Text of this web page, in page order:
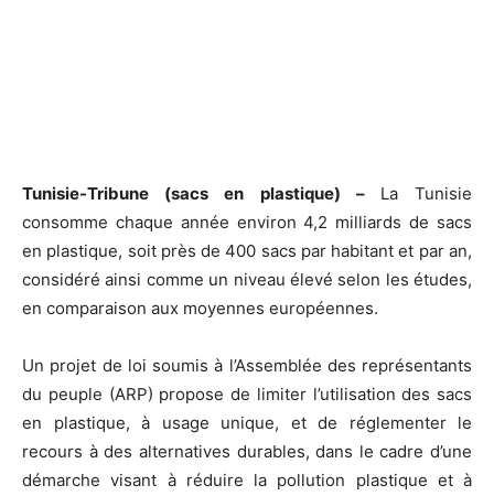
Tunisie-Tribune (sacs en plastique) – La Tunisie
consomme chaque année environ 4,2 milliards de sacs
en plastique, soit près de 400 sacs par habitant et par an,
considéré ainsi comme un niveau élevé selon les études,
en comparaison aux moyennes européennes.
Un projet de loi soumis à l’Assemblée des représentants
du peuple (ARP) propose de limiter l’utilisation des sacs
en plastique, à usage unique, et de réglementer le
recours à des alternatives durables, dans le cadre d’une
démarche visant à réduire la pollution plastique et à